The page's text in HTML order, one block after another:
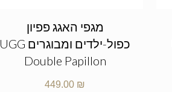
מגפי האגג פפיון
כפול-ילדים ומבוגרים UGG
Double Papillon
449.00 ₪